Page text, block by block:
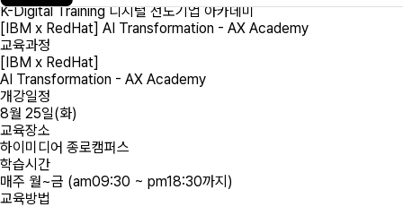
K-Digital Training디지털 선도기업 아카데미
[IBM x RedHat] AI Transformation - AX Academy
교육과정
[IBM x RedHat]
AI Transformation - AX Academy
개강일정
8월 25일(화)
교육장소
하이미디어 종로캠퍼스
학습시간
매주 월~금 (am09:30 ~ pm18:30까지)
교육방법